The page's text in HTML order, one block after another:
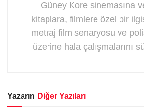
Güney Kore sinemasına
kitaplara, filmlere özel bir
metraj film senaryosu ve
üzerine hala çalışmalarını
Yazarın Diğer Yazıları